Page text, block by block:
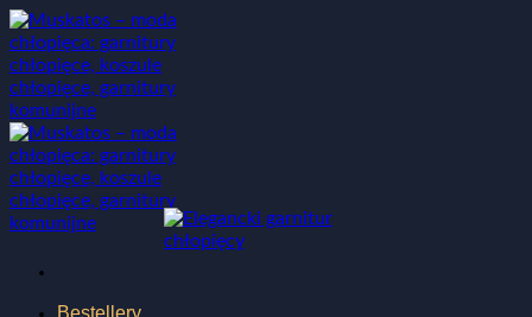
Przewiń
do
zawartości
Bestellery